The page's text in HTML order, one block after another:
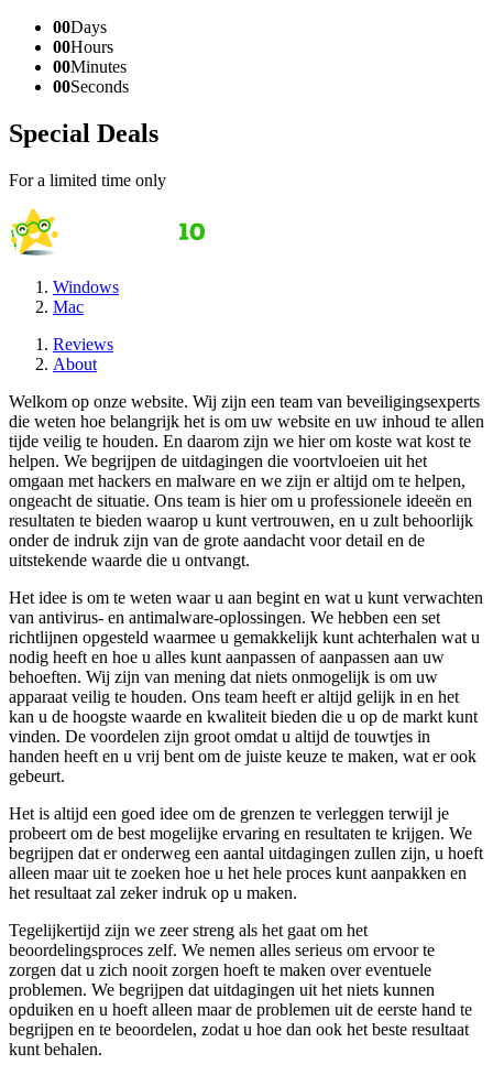
00Days
00Hours
00Minutes
00Seconds
Special Deals
For a limited time only
Windows
Mac
Reviews
About
Welkom op onze website. Wij zijn een team van beveiligingsexperts
die weten hoe belangrijk het is om uw website en uw inhoud te allen
tijde veilig te houden. En daarom zijn we hier om koste wat kost te
helpen. We begrijpen de uitdagingen die voortvloeien uit het
omgaan met hackers en malware en we zijn er altijd om te helpen,
ongeacht de situatie. Ons team is hier om u professionele ideeën en
resultaten te bieden waarop u kunt vertrouwen, en u zult behoorlijk
onder de indruk zijn van de grote aandacht voor detail en de
uitstekende waarde die u ontvangt.
Het idee is om te weten waar u aan begint en wat u kunt verwachten
van antivirus- en antimalware-oplossingen. We hebben een set
richtlijnen opgesteld waarmee u gemakkelijk kunt achterhalen wat u
nodig heeft en hoe u alles kunt aanpassen of aanpassen aan uw
behoeften. Wij zijn van mening dat niets onmogelijk is om uw
apparaat veilig te houden. Ons team heeft er altijd gelijk in en het
kan u de hoogste waarde en kwaliteit bieden die u op de markt kunt
vinden. De voordelen zijn groot omdat u altijd de touwtjes in
handen heeft en u vrij bent om de juiste keuze te maken, wat er ook
gebeurt.
Het is altijd een goed idee om de grenzen te verleggen terwijl je
probeert om de best mogelijke ervaring en resultaten te krijgen. We
begrijpen dat er onderweg een aantal uitdagingen zullen zijn, u hoeft
alleen maar uit te zoeken hoe u het hele proces kunt aanpakken en
het resultaat zal zeker indruk op u maken.
Tegelijkertijd zijn we zeer streng als het gaat om het
beoordelingsproces zelf. We nemen alles serieus om ervoor te
zorgen dat u zich nooit zorgen hoeft te maken over eventuele
problemen. We begrijpen dat uitdagingen uit het niets kunnen
opduiken en u hoeft alleen maar de problemen uit de eerste hand te
begrijpen en te beoordelen, zodat u hoe dan ook het beste resultaat
kunt behalen.